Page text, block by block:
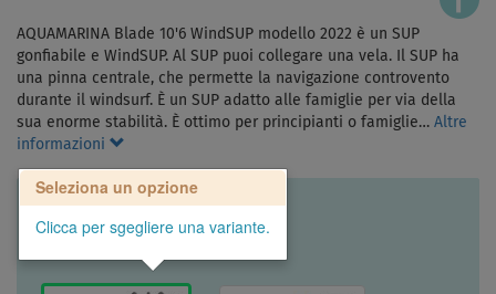
AQUAMARINA Blade 10'6 WindSUP modello 2022 è un SUP
gonfiabile e WindSUP. Al SUP puoi collegare una vela. Il SUP ha
una pinna centrale, che permette la navigazione controvento
durante il windsurf. È un SUP adatto alle famiglie per via della
sua enorme stabilità. È ottimo per principianti o famiglie… Altre
informazioni
Seleziona un opzione
Clicca per sgegliere una variante.